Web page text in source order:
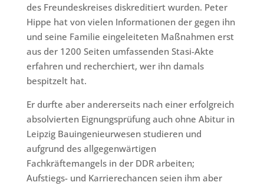
des Freundeskreises diskreditiert wurden. Peter
Hippe hat von vielen Informationen der gegen ihn
und seine Familie eingeleiteten Maßnahmen erst
aus der 1200 Seiten umfassenden Stasi-Akte
erfahren und recherchiert, wer ihn damals
bespitzelt hat.
Er durfte aber andererseits nach einer erfolgreich
absolvierten Eignungsprüfung auch ohne Abitur in
Leipzig Bauingenieurwesen studieren und
aufgrund des allgegenwärtigen
Fachkräftemangels in der DDR arbeiten;
Aufstiegs- und Karrierechancen seien ihm aber